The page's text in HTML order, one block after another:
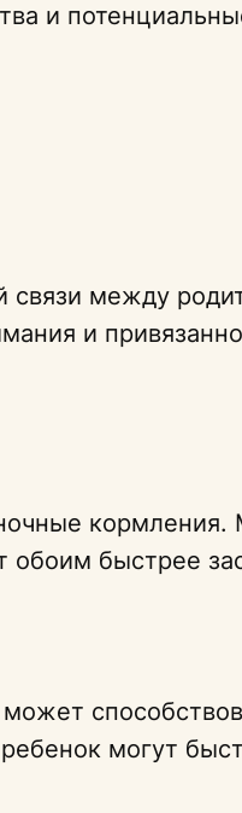
и
между
и
обоим быстрее
могут